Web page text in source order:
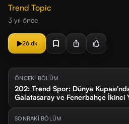
Trend Topic
3 yıl önce
26 dk
ÖNCEKİ BÖLÜM
202: Trend Spor: Dünya
Galatasaray ve Fenerbahçe İkinci
Alperen Şengün'den rekor
SONRAKİ BÖLÜM